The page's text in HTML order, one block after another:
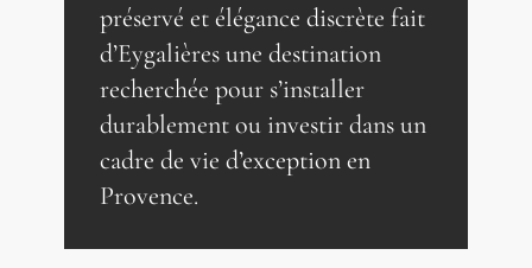
préservé et élégance discrète fait
d’Eygalières une destination
recherchée pour s’installer
durablement ou investir dans un
cadre de vie d’exception en
Provence.